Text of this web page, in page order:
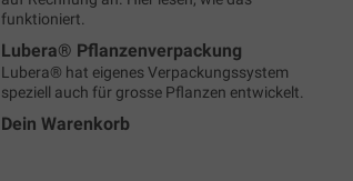
funktioniert.
Lubera® Pflanzenverpackung
Lubera® hat eigenes Verpackungssystem
speziell auch für grosse Pflanzen entwickelt.
Dein Warenkorb